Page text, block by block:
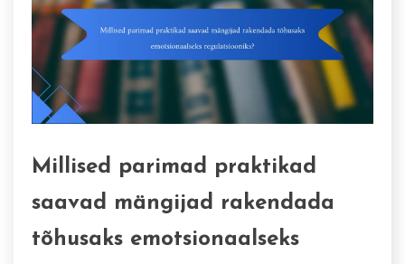
Millised parimad praktikad
saavad mängijad rakendada
tõhusaks emotsionaalseks